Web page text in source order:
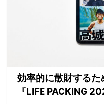
効率的に散財するた
『LIFE PACKING